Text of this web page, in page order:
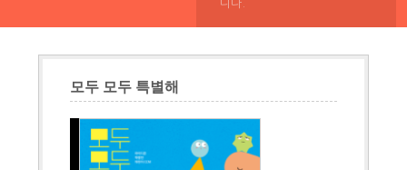
니다.
모두 모두 특별해